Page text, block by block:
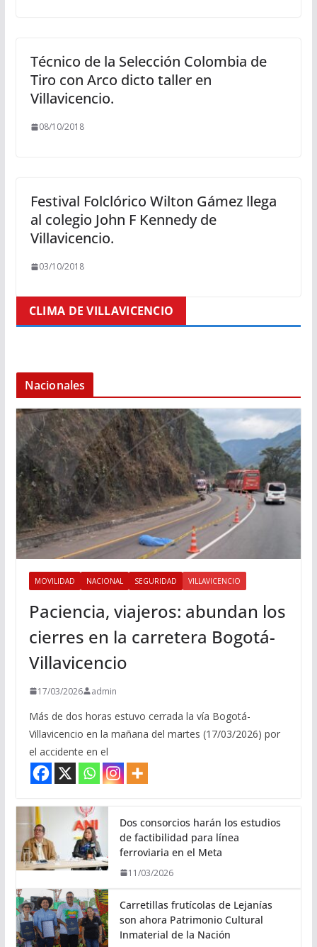
Técnico de la Selección Colombia de
Tiro con Arco dicto taller en
Villavicencio.
08/10/2018
Festival Folclórico Wilton Gámez llega
al colegio John F Kennedy de
Villavicencio.
03/10/2018
CLIMA DE VILLAVICENCIO
Nacionales
MOVILIDAD NACIONAL SEGURIDAD VILLAVICENCIO
Paciencia, viajeros: abundan los
cierres en la carretera Bogotá-
Villavicencio
17/03/2026 admin
Más de dos horas estuvo cerrada la vía Bogotá-
Villavicencio en la mañana del martes (17/03/2026) por
el accidente en el
Dos consorcios harán los estudios
de factibilidad para línea
ferroviaria en el Meta
11/03/2026
Carretillas frutícolas de Lejanías
son ahora Patrimonio Cultural
Inmaterial de la Nación